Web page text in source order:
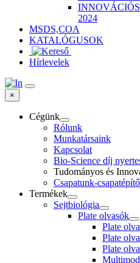
2024
MSDS,COA
KATALÓGUSOK
Hírlevelek
×
Cégünk
Rólunk
Munkatársaink
Kapcsolat
Bio-Science díj
Tudományos és
Csapatunk-
Termékek
Sejtbiológia
Plate olvasók
Plate
Plate
Plate